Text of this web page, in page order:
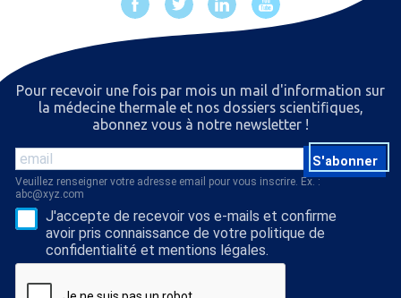
Pour recevoir une fois par mois un mail d'information sur
la médecine thermale et nos dossiers scientiﬁques,
abonnez vous à notre newsletter !
S'abonner
Veuillez renseigner votre adresse email pour vous inscrire. Ex. :
abc@xyz.com
J'accepte de recevoir vos e-mails et confirme
avoir pris connaissance de votre politique de
confidentialité et mentions légales.